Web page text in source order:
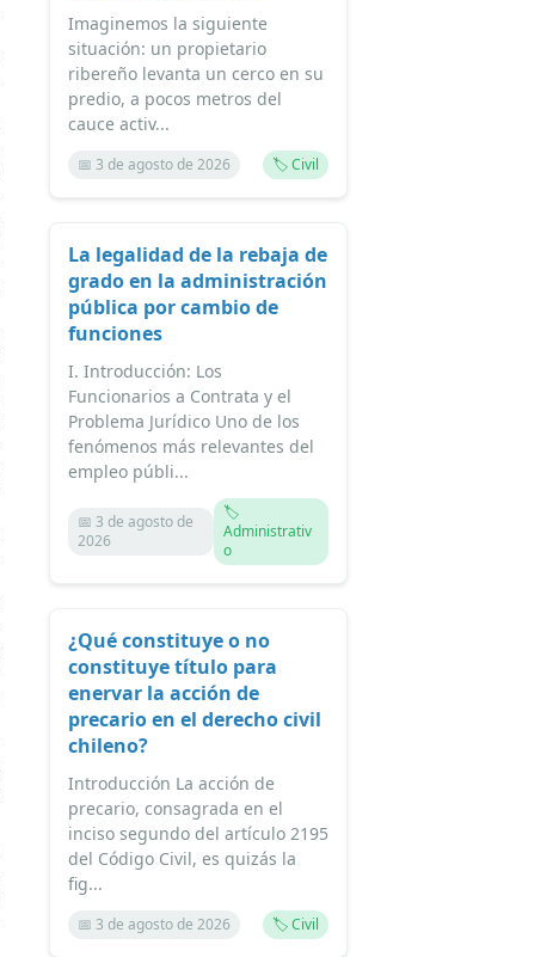
Imaginemos la siguiente
situación: un propietario
ribereño levanta un cerco en su
predio, a pocos metros del
cauce activ...
📅 3 de agosto de 2026 🏷️ Civil
La legalidad de la rebaja de
grado en la administración
pública por cambio de
funciones
I. Introducción: Los
Funcionarios a Contrata y el
Problema Jurídico Uno de los
fenómenos más relevantes del
empleo públi...
📅 3 de agosto de
2026
🏷️
Administrativ
o
¿Qué constituye o no
constituye título para
enervar la acción de
precario en el derecho civil
chileno?
Introducción La acción de
precario, consagrada en el
inciso segundo del artículo 2195
del Código Civil, es quizás la
fig...
📅 3 de agosto de 2026 🏷️ Civil